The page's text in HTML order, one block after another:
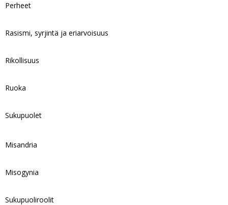
Perheet
Rasismi, syrjintä ja eriarvoisuus
Rikollisuus
Ruoka
Sukupuolet
Misandria
Misogynia
Sukupuoliroolit